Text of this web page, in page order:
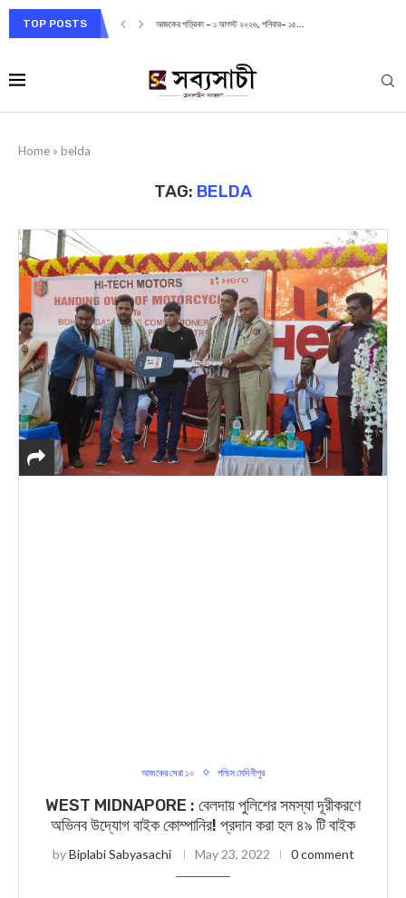
TOP POSTS আজকের পত্রিকা – ১ আগস্ট ২০২৬, শনিবার– ১৫...
Home » belda
TAG: BELDA
আজকের সেরা ১০ পশ্চিম মেদিনীপুর
WEST MIDNAPORE : বেলদায় পুলিশের সমস্যা দূরীকরণে
অভিনব উদ্যোগ বাইক কোম্পানির! প্রদান করা হল ৪৯ টি ব‍াইক
byBiplabi Sabyasachi May 23, 2022 0 comment